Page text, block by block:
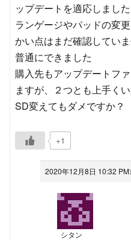
ップデートを適応しまし
ランゲージやパッドの変
かい点はまだ確認してい
普通にできました
購入先もアップデートフ
ますが、２つとも上手く
SD変えてもダメですか？
+1
2020年12月8日 10:32 PM
シタン